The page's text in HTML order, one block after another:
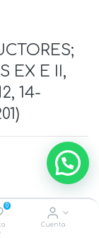
0
Cuenta
EX E II,
14-